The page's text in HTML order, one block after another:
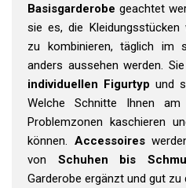
Basisgarderobe geachtet
sie es, die Kleidungsstücken
zu kombinieren, täglich im
anders aussehen werden.
individuellen Figurtyp und
Welche Schnitte Ihnen
Problemzonen kaschieren
können. Accessoires
von Schuhen bis
Garderobe ergänzt und gut zu